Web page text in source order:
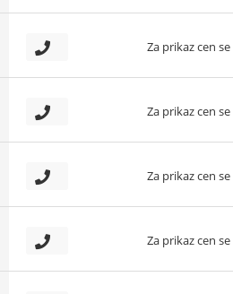
Za prikaz cen se
Za prikaz cen se
Za prikaz cen se
Za prikaz cen se